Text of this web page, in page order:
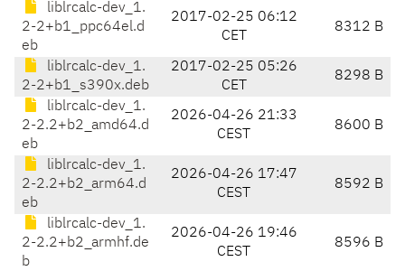
liblrcalc-dev_1.
2-2+b1_ppc64el.d
eb
2017-02-25 06:12
CET
8312 B
liblrcalc-dev_1.
2-2+b1_s390x.deb
2017-02-25 05:26
CET
8298 B
liblrcalc-dev_1.
2-2.2+b2_amd64.d
eb
2026-04-26 21:33
CEST
8600 B
liblrcalc-dev_1.
2-2.2+b2_arm64.d
eb
2026-04-26 17:47
CEST
8592 B
liblrcalc-dev_1.
2-2.2+b2_armhf.de
b
2026-04-26 19:46
CEST
8596 B